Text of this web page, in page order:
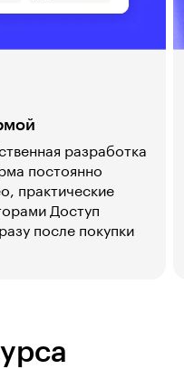
разработка
постоянно
практические
Доступ
после покупки